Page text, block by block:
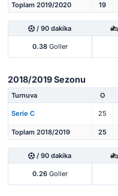
Toplam 2019/2020 19
/ 90 dakika
0.38Goller
2018/2019 Sezonu
Turnuva O
Serie C 25
Toplam 2018/2019 25
/ 90 dakika
0.26Goller